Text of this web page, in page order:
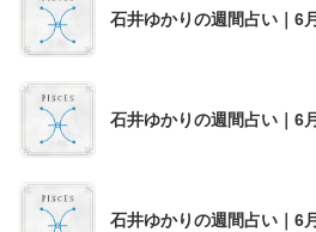
石井ゆかりの週間占い｜6
石井ゆかりの週間占い｜6
石井ゆかりの週間占い｜6